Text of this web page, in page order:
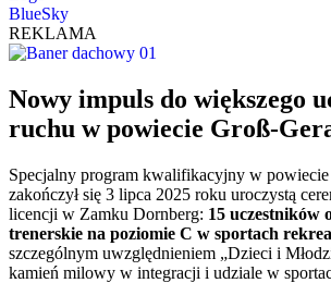
REKLAMA
Nowy impuls do większego
ruchu w powiecie Groß-
Specjalny program kwalifikacyjny w
zakończył się 3 lipca 2025 roku uroczystą
licencji w Zamku Dornberg: 15 uczestników
trenerskie na poziomie C w sportach
szczególnym uwzględnieniem „Dzieci i
kamień milowy w integracji i udziale w